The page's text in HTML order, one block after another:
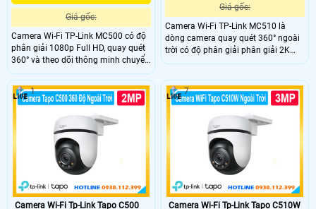
Giá gốc:
Camera Wi-Fi TP-Link MC500 có độ
phân giải 1080p Full HD, quay quét
360° và theo dõi thông minh chuyển
động con người. Camera cung cấp
tầm nhìn ban đêm có màu. Công
nghệ AI phát hiện theo dõi thông
minh chuyển động con người, vùng
hoạt động tùy chỉnh, lưu trữ MicroSD
512GB và đám mây.
Giá gốc:
Camera Wi-Fi TP-Link MC510 là
dòng camera quay quét 360° ngoài
trời có độ phân giải phân giải 2K
3MP và tầm nhìn ban đêm có màu
phát hiện chuyển động, vùng hoạt
động tùy chỉnh, trang bị nắp che
Camera Wi-Fi Tp-Link Tapo C500
1
Camera Wi-Fi Tp-Link Tapo C510W
7